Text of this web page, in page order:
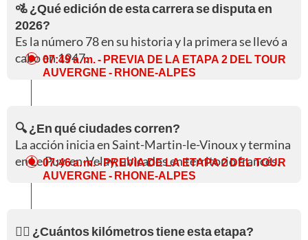
🚵 ¿Qué edición de esta carrera se disputa en
2026?
Es la número 78 en su historia y la primera se llevó a
cabo en 1947.
07:49 a. m.- PREVIA DE LA ETAPA 2 DEL TOUR
AUVERGNE - RHONE-ALPES
🔍 ¿En qué ciudades corren?
La acción inicia en Saint-Martin-le-Vinoux y termina
en Le Puy-en-Velay, ubicados en territorio francés.
07:46 a. m.- PREVIA DE LA ETAPA 2 DEL TOUR
AUVERGNE - RHONE-ALPES
🚵‍♀️ ¿Cuántos kilómetros tiene esta etapa?